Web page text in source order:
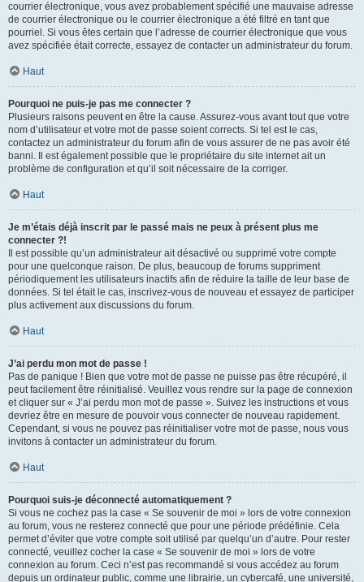
courrier électronique, vous avez probablement spécifié une mauvaise adresse
de courrier électronique ou le courrier électronique a été filtré en tant que
pourriel. Si vous êtes certain que l’adresse de courrier électronique que vous
avez spécifiée était correcte, essayez de contacter un administrateur du forum.
Haut
Pourquoi ne puis-je pas me connecter ?
Plusieurs raisons peuvent en être la cause. Assurez-vous avant tout que votre
nom d’utilisateur et votre mot de passe soient corrects. Si tel est le cas,
contactez un administrateur du forum afin de vous assurer de ne pas avoir été
banni. Il est également possible que le propriétaire du site internet ait un
problème de configuration et qu’il soit nécessaire de la corriger.
Haut
Je m’étais déjà inscrit par le passé mais ne peux à présent plus me
connecter ?!
Il est possible qu’un administrateur ait désactivé ou supprimé votre compte
pour une quelconque raison. De plus, beaucoup de forums suppriment
périodiquement les utilisateurs inactifs afin de réduire la taille de leur base de
données. Si tel était le cas, inscrivez-vous de nouveau et essayez de participer
plus activement aux discussions du forum.
Haut
J’ai perdu mon mot de passe !
Pas de panique ! Bien que votre mot de passe ne puisse pas être récupéré, il
peut facilement être réinitialisé. Veuillez vous rendre sur la page de connexion
et cliquer sur « J’ai perdu mon mot de passe ». Suivez les instructions et vous
devriez être en mesure de pouvoir vous connecter de nouveau rapidement.
Cependant, si vous ne pouvez pas réinitialiser votre mot de passe, nous vous
invitons à contacter un administrateur du forum.
Haut
Pourquoi suis-je déconnecté automatiquement ?
Si vous ne cochez pas la case « Se souvenir de moi » lors de votre connexion
au forum, vous ne resterez connecté que pour une période prédéfinie. Cela
permet d’éviter que votre compte soit utilisé par quelqu’un d’autre. Pour rester
connecté, veuillez cocher la case « Se souvenir de moi » lors de votre
connexion au forum. Ceci n’est pas recommandé si vous accédez au forum
depuis un ordinateur public, comme une librairie, un cybercafé, une université,